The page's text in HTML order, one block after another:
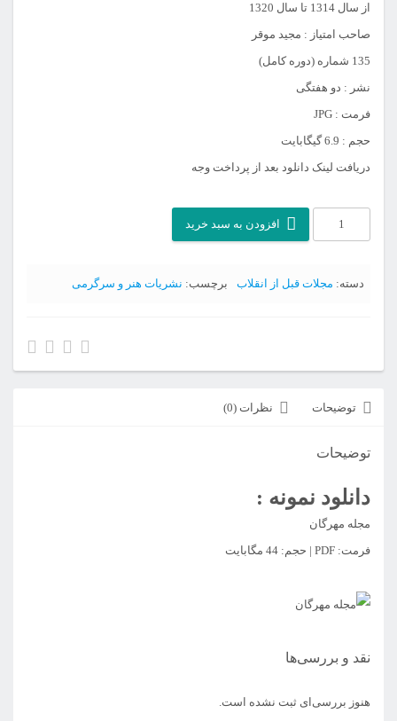
از سال 1314 تا سال 1320
صاحب امتیاز : مجید موقر
135 شماره (دوره کامل)
نشر : دو هفتگی
فرمت : JPG
حجم : 6.9 گیگابایت
دریافت لینک دانلود بعد از پرداخت وجه
افزودن به سبد خرید
دسته: مجلات قبل از انقلاب برچسب: نشریات هنر و سرگرمی
توضیحات نظرات (0)
توضیحات
دانلود نمونه :
مجله مهرگان
فرمت: PDF | حجم: 44 مگابایت
نقد و بررسی‌ها
هنوز بررسی‌ای ثبت نشده است.